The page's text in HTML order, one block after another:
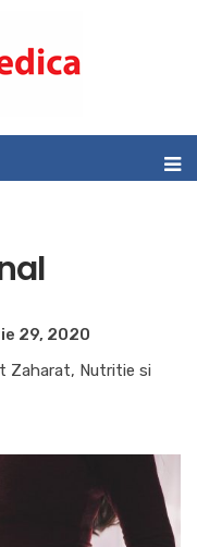
29, 2020
Zaharat, Nutritie si